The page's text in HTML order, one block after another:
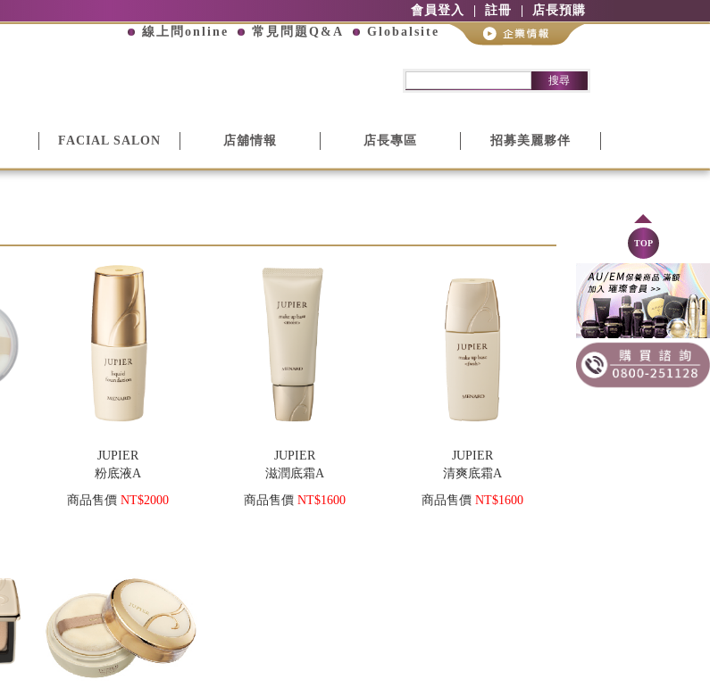
店長預購
註冊
會員登入
線上問online
常見問題Q&A Globalsite
搜尋
FACIAL SALON 店舖情報 店長專區 招募美麗夥伴
JUPIER
粉底液A
商品售價NT$2000
JUPIER
滋潤底霜A
商品售價 NT$1600
JUPIER
清爽底霜A
商品售價NT$1600
TOP